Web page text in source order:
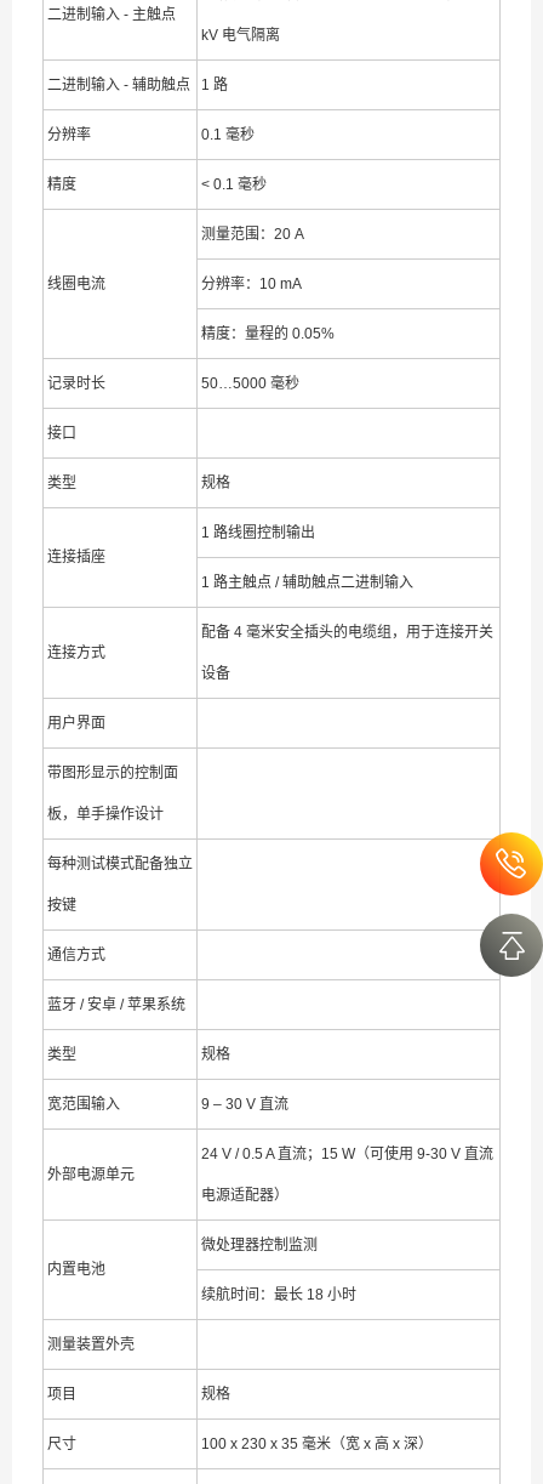
二进制输入 - 主触点
kV 电气隔离
二进制输入 - 辅助触点 1 路
分辨率 0.1 毫秒
精度 < 0.1 毫秒
线圈电流
测量范围：20 A
分辨率：10 mA
精度：量程的 0.05%
记录时长 50…5000 毫秒
接口
类型 规格
连接插座
1 路线圈控制输出
1 路主触点 / 辅助触点二进制输入
连接方式
配备 4 毫米安全插头的电缆组，用于连接开关
设备
用户界面
带图形显示的控制面
板，单手操作设计
每种测试模式配备独立
按键
通信方式
蓝牙 / 安卓 / 苹果系统
类型 规格
宽范围输入 9 – 30 V 直流
外部电源单元
24 V / 0.5 A 直流；15 W（可使用 9-30 V 直流
电源适配器）
内置电池
微处理器控制监测
续航时间：最长 18 小时
测量装置外壳
项目 规格
尺寸 100 x 230 x 35 毫米（宽 x 高 x 深）